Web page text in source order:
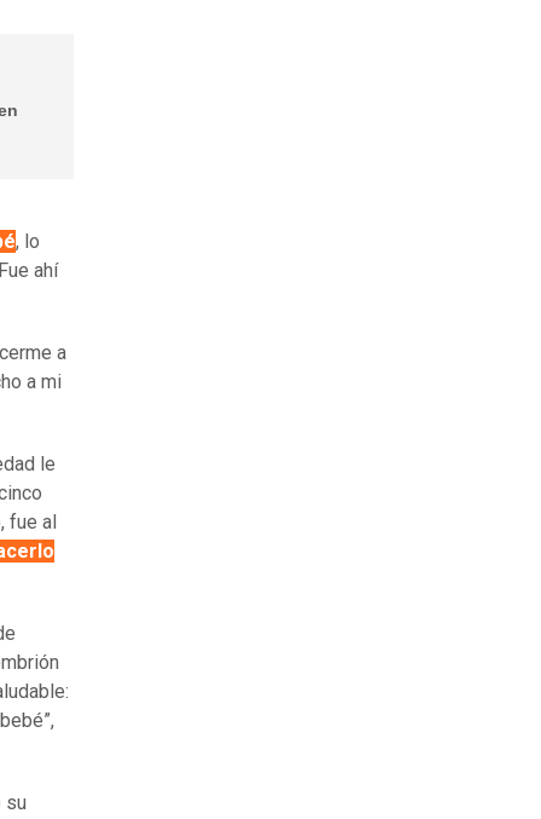
, lo
ahí
a
a mi
le
fue al
su